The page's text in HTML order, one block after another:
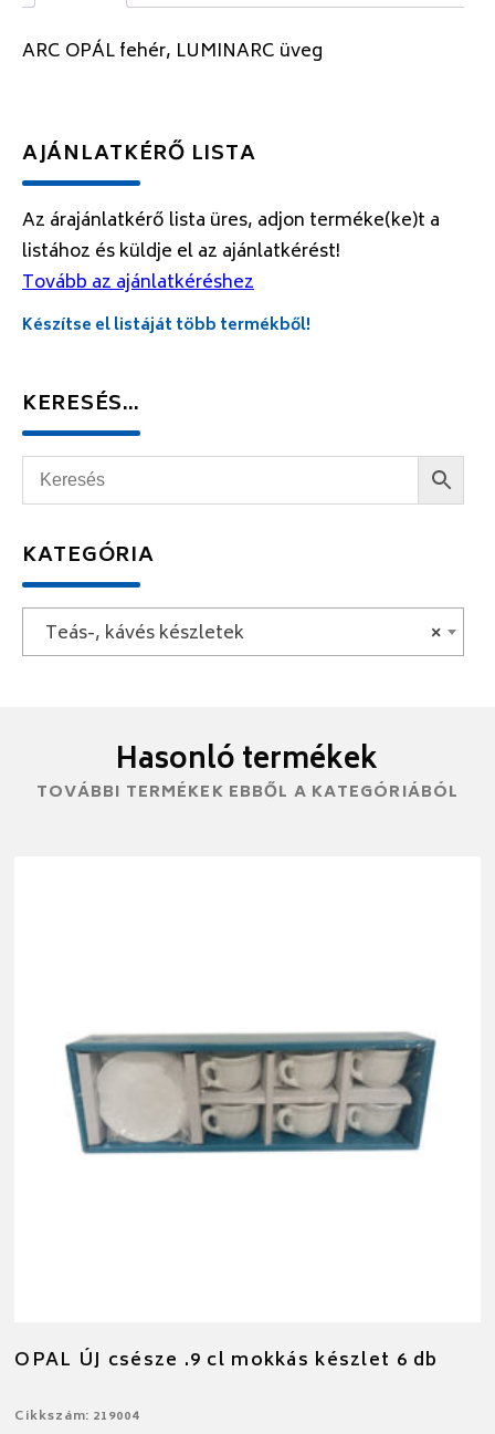
ARC OPÁL fehér, LUMINARC üveg
AJÁNLATKÉRŐ LISTA
Az árajánlatkérő lista üres, adjon terméke(ke)t a
listához és küldje el az ajánlatkérést!
Tovább az ajánlatkéréshez
Készítse el listáját több termékből!
KERESÉS…
KATEGÓRIA
×
Teás-, kávés készletek
Hasonló termékek
TOVÁBBI TERMÉKEK EBBŐL A KATEGÓRIÁBÓL
OPAL ÚJ csésze .9 cl mokkás készlet 6 db
Cikkszám: 219004